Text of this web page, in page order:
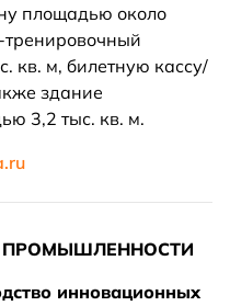
площадью около
тренировочный
кв. м, билетную кассу/
здание
3,2 тыс. кв. м.
ПРОМЫШЛЕННОСТИ
инновационных